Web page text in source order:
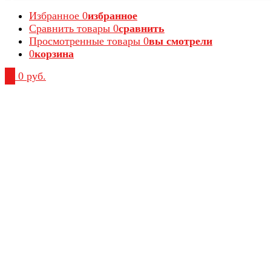
Избранное 0избранное
Сравнить товары 0сравнить
Просмотренные товары 0вы смотрели
0корзина
0 руб.